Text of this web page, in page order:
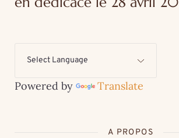
Powered by Translate
A PROPOS